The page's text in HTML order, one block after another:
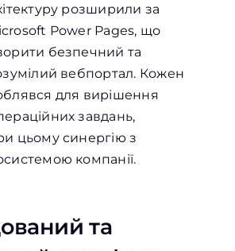
розширили за
Power Pages, що
безпечний та
вебпортал. Кожен
для вирішення
завдань,
цьому синергію з
компанії.
та